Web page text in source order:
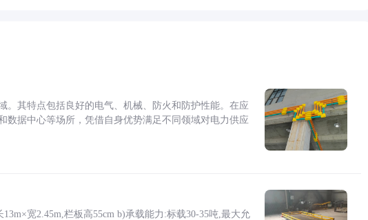
。其特点包括良好的电气、机械、防火和防护性能。在应
数据中心等场所，凭借自身优势满足不同领域对电力供应
宽2.45m,栏板高55cm b)承载能力:标载30-35吨,最大允